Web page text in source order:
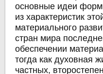
основные идеи
из характеристик
материального
стран мира
обеспечении
тогда как духовная
частных,